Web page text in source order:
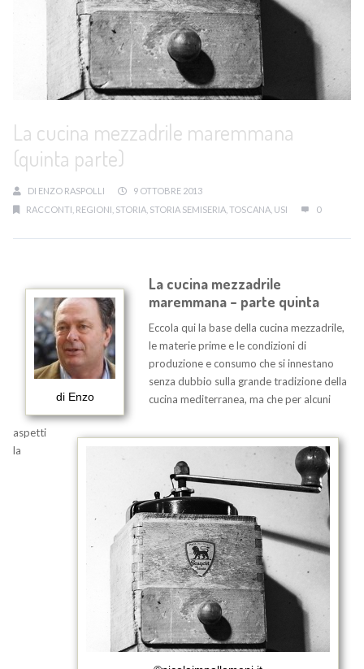
La cucina mezzadrile maremmana
(quinta parte)
DI ENZO RASPOLLI
9 OTTOBRE 2013
RACCONTI REGIONI STORIA STORIA SEMISERIA TOSCANA USI 0
di Enzo
La cucina mezzadrile
maremmana – parte quinta
Eccola qui la base della cucina mezzadrile,
le materie prime e le condizioni di
produzione e consumo che si innestano
senza dubbio sulla grande tradizione della
cucina mediterranea, ma che per alcuni
aspetti
la